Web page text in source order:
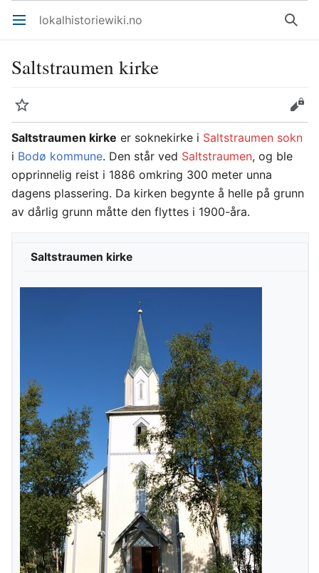
Åpne hovedmenyen lokalhistoriewiki.no Søk
Saltstraumen kirke
Overvåk
Rediger
Saltstraumen kirke er soknekirke i Saltstraumen sokn
i Bodø kommune. Den står ved Saltstraumen, og ble
opprinnelig reist i 1886 omkring 300 meter unna
dagens plassering. Da kirken begynte å helle på grunn
av dårlig grunn måtte den flyttes i 1900-åra.
Saltstraumen kirke